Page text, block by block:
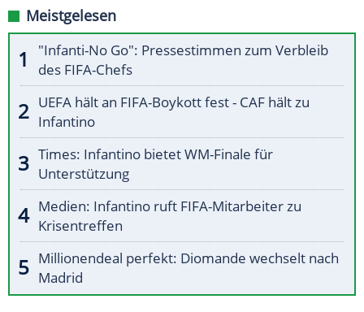
Meistgelesen
"Infanti-No Go": Pressestimmen zum Verbleib
des FIFA-Chefs
UEFA hält an FIFA-Boykott fest - CAF hält zu
Infantino
Times: Infantino bietet WM-Finale für
Unterstützung
Medien: Infantino ruft FIFA-Mitarbeiter zu
Krisentreffen
Millionendeal perfekt: Diomande wechselt nach
Madrid